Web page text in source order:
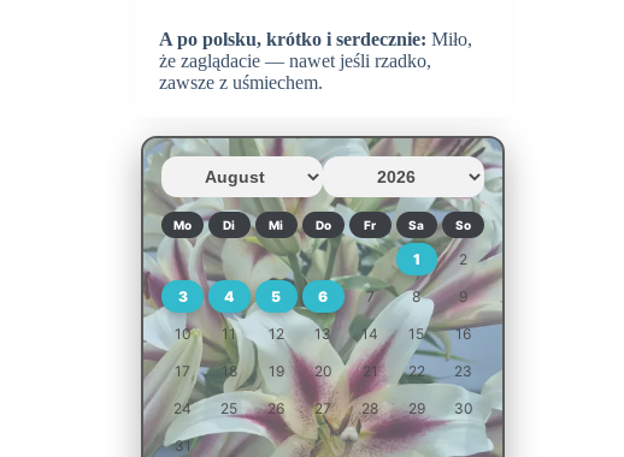
A po polsku, krótko i serdecznie: Miło,
że zaglądacie — nawet jeśli rzadko,
zawsze z uśmiechem.
Mo Di Mi Do Fr Sa So
1 2
3 4 5 6 7 8 9
10 11 12 13 14 15 16
17 18 19 20 21 22 23
24 25 26 27 28 29 30
31